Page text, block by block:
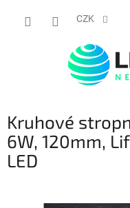
CZK
Kruhové
6W, 120mm,
LED